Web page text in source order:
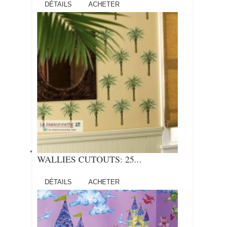
DÉTAILS ACHETER
WALLIES CUTOUTS: 25...
DÉTAILS ACHETER